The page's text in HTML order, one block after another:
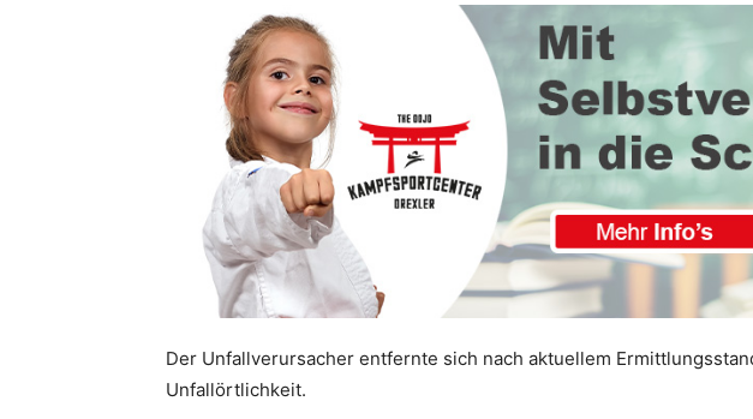
Der Unfallverursacher entfernte sich nach aktuellem
Unfallörtlichkeit.